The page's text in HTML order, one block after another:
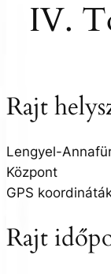
IV.
Rajt
Lengyel-
Központ
GPS
Rajt